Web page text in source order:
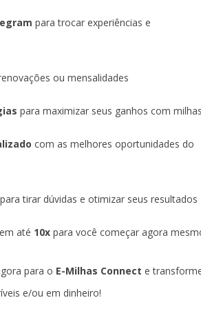
para trocar experiências e
ou mensalidades
para maximizar seus ganhos com milhas
com as melhores oportunidades do
para tirar dúvidas e otimizar seus resultados
em até 10x para você começar agora
para o E-Milhas Connect e
e/ou em dinheiro!